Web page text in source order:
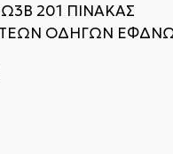
201 ΠΙΝΑΚΑΣ
ΟΔΗΓΩΝ